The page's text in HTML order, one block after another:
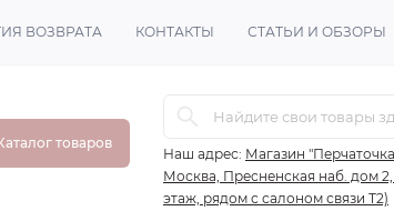
ВОЗВРАТА КОНТАКТЫ СТАТЬИ И ОБЗОРЫ
товаров
Наш адрес: Магазин
Москва, Пресненская наб. дом
этаж, рядом с салоном связи Т2)